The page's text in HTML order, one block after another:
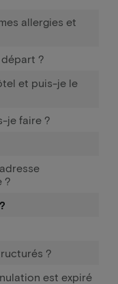
allergies et
?
et puis-je le
je faire ?
?
?
est expiré